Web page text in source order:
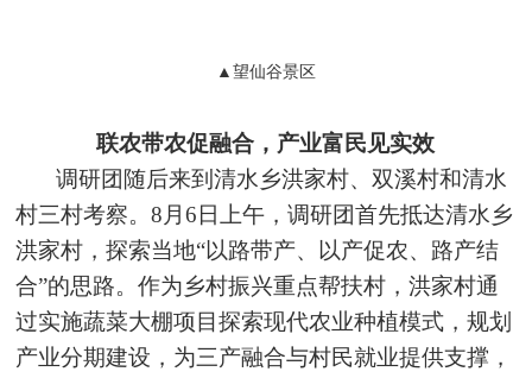
▲望仙谷景区
联农带农促融合，产业富民见实效
调研团随后来到清水乡洪家村、双溪村和清水
村三村考察。8月6日上午，调研团首先抵达清水乡
洪家村，探索当地“以路带产、以产促农、路产结
合”的思路。作为乡村振兴重点帮扶村，洪家村通
过实施蔬菜大棚项目探索现代农业种植模式，规划
产业分期建设，为三产融合与村民就业提供支撑，